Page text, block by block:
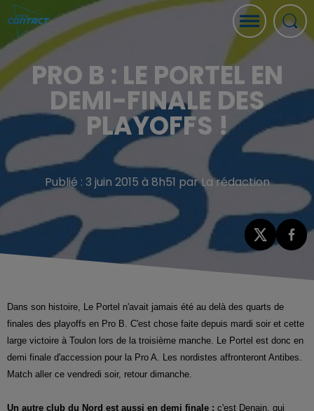
PRO B : LE PORTEL EN
DEMI-FINALE DES
PLAYOFFS !
Publié : 3 juin 2015 à 8h51 par La rédaction
Dans son histoire, Le Portel n'avait jamais été au delà des quarts de
finales des playoffs en Pro B. C'est chose faite depuis mardi soir et cette
large victoire à Toulon lors de la troisième manche. Le Portel est donc en
demi finale d'accession pour la Pro A. Les nordistes affronteront Antibes.
Match aller ce vendredi soir, retour dimanche.
Un autre club du Nord est aussi en demi finale : c'est Denain, qui